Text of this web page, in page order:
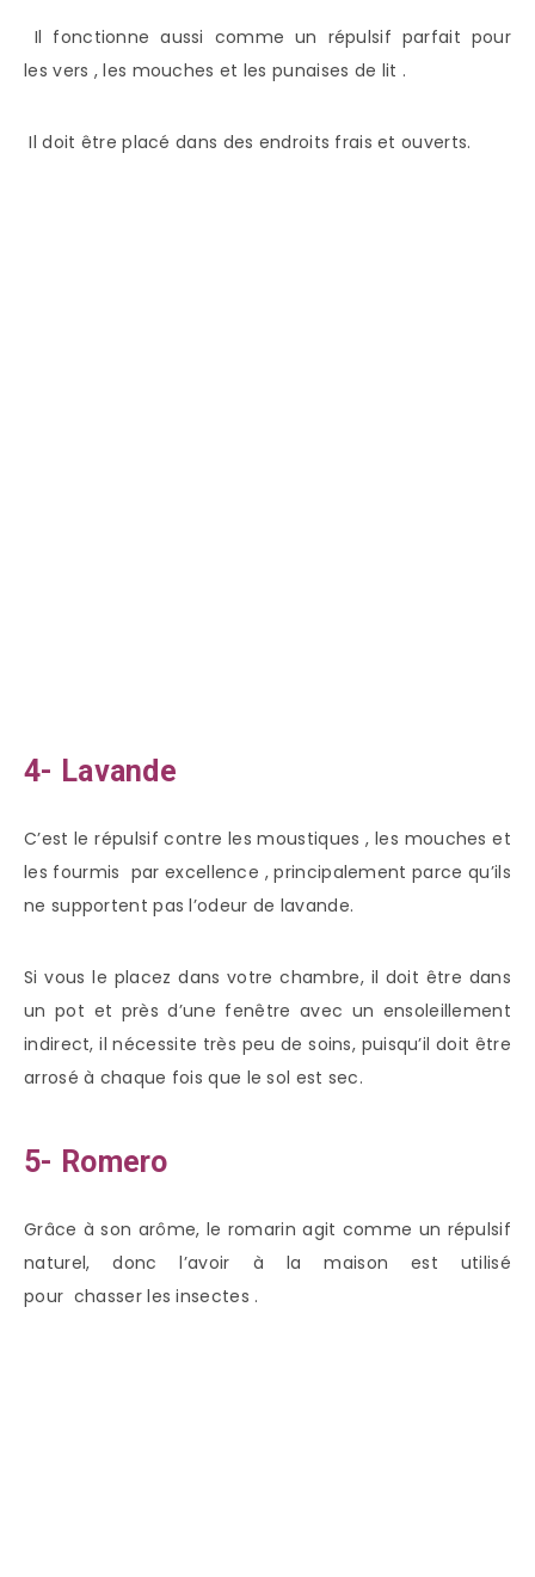
Il fonctionne aussi comme un répulsif parfait pour
les vers , les mouches et les punaises de lit .
Il doit être placé dans des endroits frais et ouverts.
4- Lavande
C’est le répulsif contre les moustiques , les mouches et
les fourmis par excellence , principalement parce qu’ils
ne supportent pas l’odeur de lavande.
Si vous le placez dans votre chambre, il doit être dans
un pot et près d’une fenêtre avec un ensoleillement
indirect, il nécessite très peu de soins, puisqu’il doit être
arrosé à chaque fois que le sol est sec.
5- Romero
Grâce à son arôme, le romarin agit comme un répulsif
naturel, donc l’avoir à la maison est utilisé
pour chasser les insectes .